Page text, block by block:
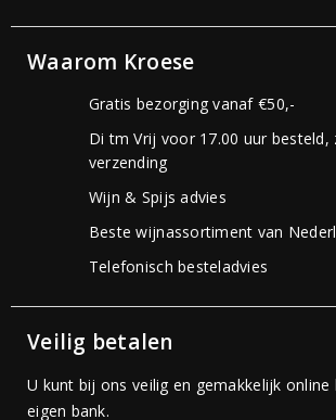
Waarom Kroese
Gratis bezorging vanaf €50,-
Di tm Vrij voor 17.00 uur besteld,
verzending
Wijn & Spijs advies
Beste wijnassortiment van
Telefonisch besteladvies
Veilig betalen
U kunt bij ons veilig en gemakkelijk
eigen bank.